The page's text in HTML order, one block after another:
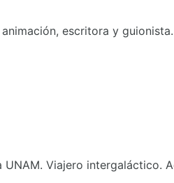
escritora y guionista.
UNAM. Viajero intergaláctico.